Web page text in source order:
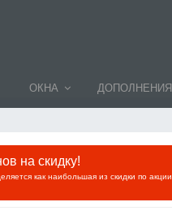
ОКНА ДОПОЛНЕНИЯ
на скидку!
как наибольшая из скидки по